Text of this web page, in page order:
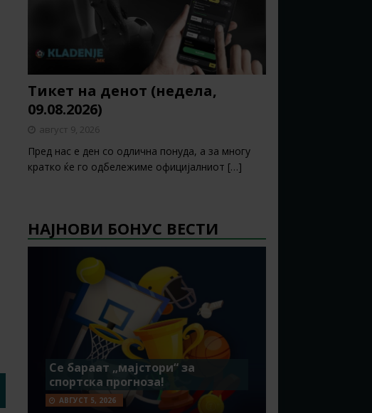
Тикет на денот (недела,
09.08.2026)
август 9, 2026
Пред нас е ден со одлична понуда, а за многу
кратко ќе го одбележиме официјалниот […]
НАЈНОВИ БОНУС ВЕСТИ
Се бараат „мајстори“ за
спортска прогноза!
АВГУСТ 5, 2026